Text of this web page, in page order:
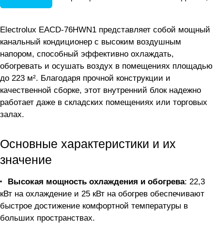
Electrolux EACD-76HWN1 представляет собой мощный
канальный кондиционер с высоким воздушным
напором, способный эффективно охлаждать,
обогревать и осушать воздух в помещениях площадью
до 223 м². Благодаря прочной конструкции и
качественной сборке, этот внутренний блок надежно
работает даже в складских помещениях или торговых
залах.
Основные характеристики и их
значение
Высокая мощность охлаждения и обогрева: 22,3
кВт на охлаждение и 25 кВт на обогрев обеспечивают
быстрое достижение комфортной температуры в
больших пространствах.